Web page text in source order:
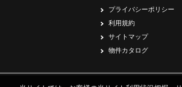
プライバシーポリシー
利用規約
サイトマップ
物件カタログ